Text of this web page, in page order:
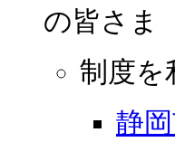
の皆さま
制度を
静